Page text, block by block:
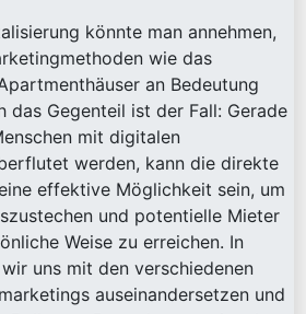
könnte man annehmen,
wie das
an Bedeutung
das Gegenteil ist der Fall: Gerade
mit digitalen
werden, kann die direkte
effektive Möglichkeit sein, um
und potentielle Mieter
Weise zu erreichen. In
uns mit den verschiedenen
auseinandersetzen und